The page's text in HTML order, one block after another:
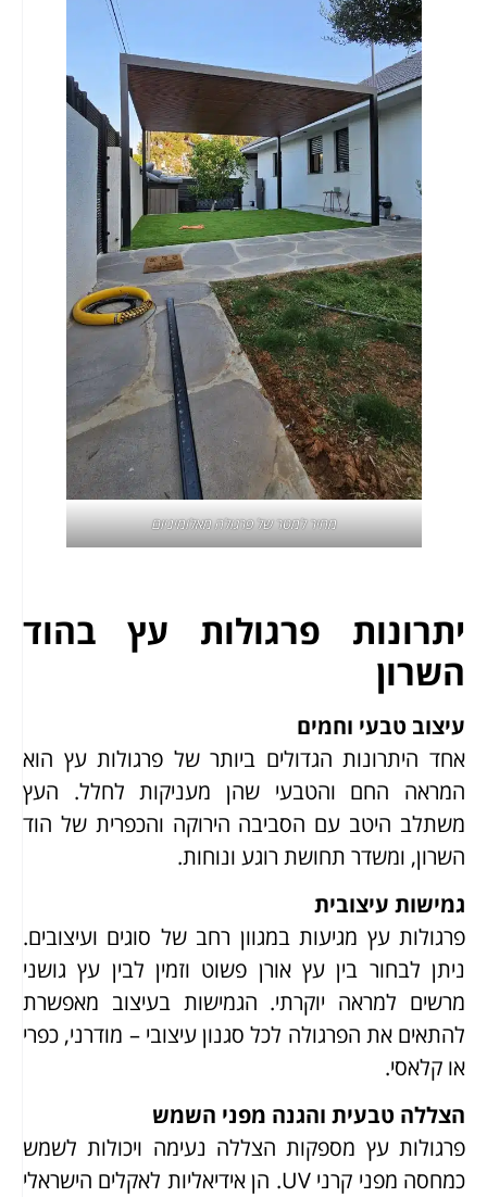
מחיר למטר של פרגולה מאלומיניום
יתרונות פרגולות עץ בהוד
השרון
עיצוב טבעי וחמים
אחד היתרונות הגדולים ביותר של פרגולות עץ הוא
המראה החם והטבעי שהן מעניקות לחלל. העץ
משתלב היטב עם הסביבה הירוקה והכפרית של הוד
השרון, ומשדר תחושת רוגע ונוחות.
גמישות עיצובית
פרגולות עץ מגיעות במגוון רחב של סוגים ועיצובים.
ניתן לבחור בין עץ אורן פשוט וזמין לבין עץ גושני
מרשים למראה יוקרתי. הגמישות בעיצוב מאפשרת
להתאים את הפרגולה לכל סגנון עיצובי – מודרני, כפרי
או קלאסי.
הצללה טבעית והגנה מפני השמש
פרגולות עץ מספקות הצללה נעימה ויכולות לשמש
כמחסה מפני קרני UV. הן אידיאליות לאקלים הישראלי